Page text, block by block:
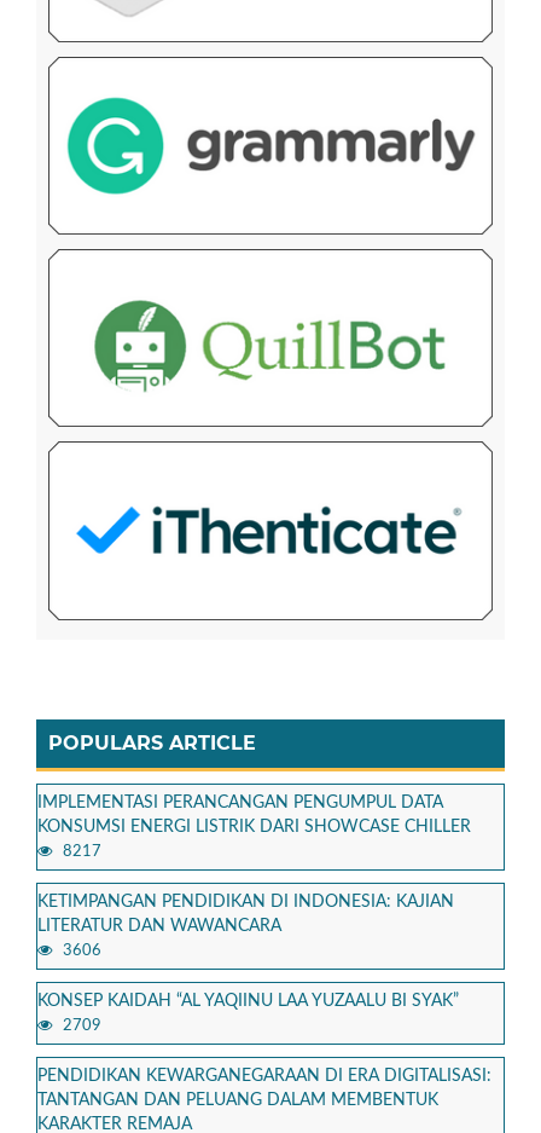
POPULARS ARTICLE
IMPLEMENTASI PERANCANGAN PENGUMPUL DATA
KONSUMSI ENERGI LISTRIK DARI SHOWCASE CHILLER
8217
KETIMPANGAN PENDIDIKAN DI INDONESIA: KAJIAN
LITERATUR DAN WAWANCARA
3606
KONSEP KAIDAH “AL YAQIINU LAA YUZAALU BI SYAK”
2709
PENDIDIKAN KEWARGANEGARAAN DI ERA DIGITALISASI:
TANTANGAN DAN PELUANG DALAM MEMBENTUK
KARAKTER REMAJA